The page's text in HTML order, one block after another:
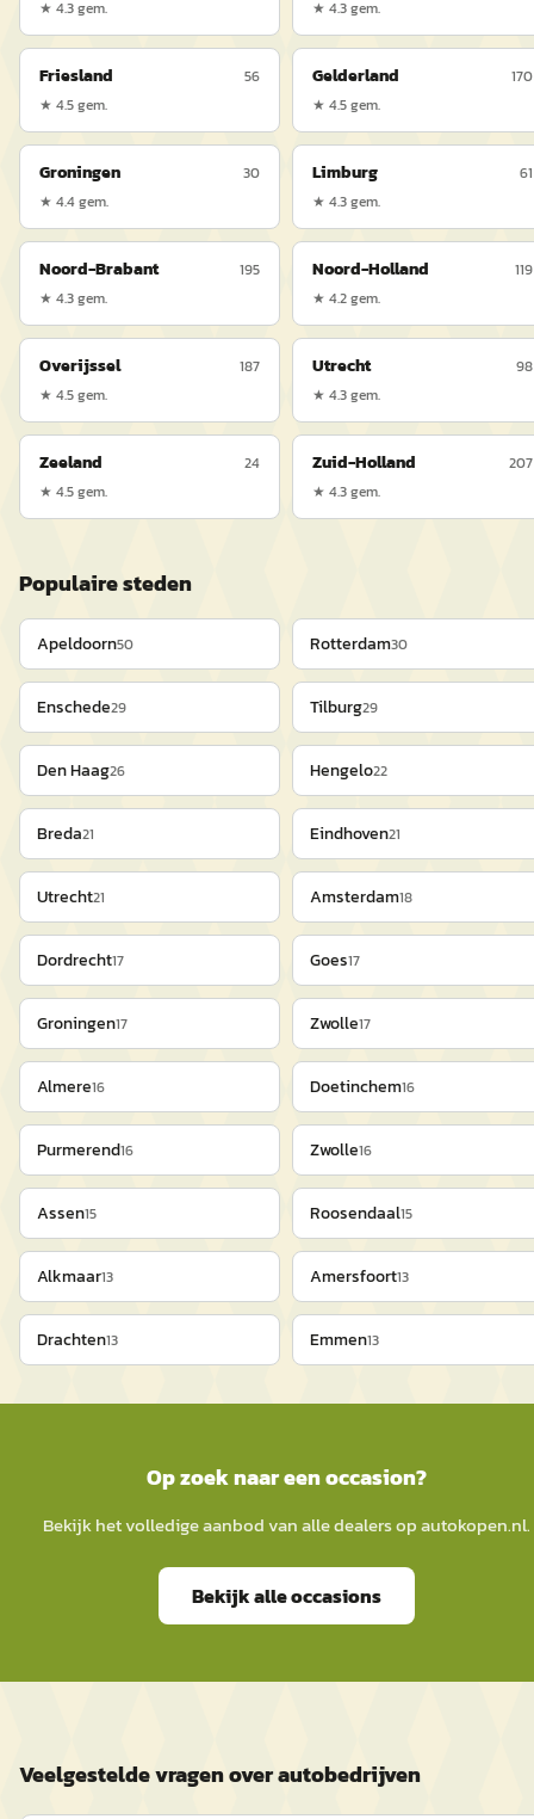
★ 4.3gem.
★ 4.3gem.
Friesland
56
★ 4.5gem.
Gelderland
170
★ 4.5gem.
Groningen
30
★ 4.4gem.
Limburg
61
★ 4.3gem.
Noord-Brabant
195
★ 4.3gem.
Noord-Holland
119
★ 4.2gem.
Overijssel
187
★ 4.5gem.
Utrecht
98
★ 4.3gem.
Zeeland
24
★ 4.5gem.
Zuid-Holland
207
★ 4.3gem.
Populaire steden
Apeldoorn50 Rotterdam30
Enschede29 Tilburg29
Den Haag26 Hengelo22
Breda21 Eindhoven21
Utrecht21 Amsterdam18
Dordrecht17 Goes17
Groningen17 Zwolle17
Almere16 Doetinchem16
Purmerend16 Zwolle16
Assen15 Roosendaal15
Alkmaar13 Amersfoort13
Drachten13 Emmen13
Op zoek naar een occasion?
Bekijk het volledige aanbod van alle dealers opautokopen.nl.
Bekijk alle occasions
Veelgestelde vragen over autobedrijven